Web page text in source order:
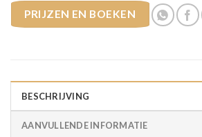
PRIJZEN EN BOEKEN
BESCHRIJVING
AANVULLENDE INFORMATIE